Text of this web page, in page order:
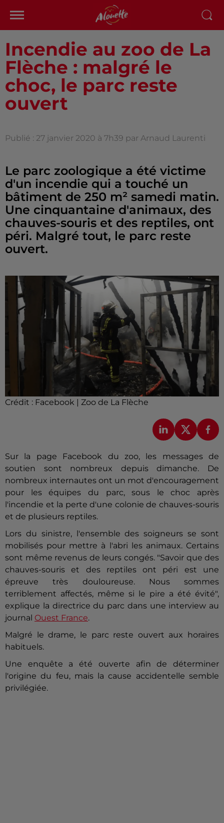
Incendie au zoo de La
Flèche : malgré le
choc, le parc reste
ouvert
Publié : 27 janvier 2020 à 7h39 par Arnaud Laurenti
Le parc zoologique a été victime
d'un incendie qui a touché un
bâtiment de 250 m² samedi matin.
Une cinquantaine d'animaux, des
chauves-souris et des reptiles, ont
péri. Malgré tout, le parc reste
ouvert.
Crédit : Facebook | Zoo de La Flèche
Sur la page Facebook du zoo, les messages de
soutien sont nombreux depuis dimanche. De
nombreux internautes ont un mot d'encouragement
pour les équipes du parc, sous le choc après
l'incendie et la perte d'une colonie de chauves-souris
et de plusieurs reptiles.
Lors du sinistre, l'ensemble des soigneurs se sont
mobilisés pour mettre à l'abri les animaux. Certains
sont même revenus de leurs congés. "Savoir que des
chauves-souris et des reptiles ont péri est une
épreuve très douloureuse. Nous sommes
terriblement affectés, même si le pire a été évité",
explique la directrice du parc dans une interview au
journal Ouest France.
Malgré le drame, le parc reste ouvert aux horaires
habituels.
Une enquête a été ouverte afin de déterminer
l'origine du feu, mais la cause accidentelle semble
privilégiée.